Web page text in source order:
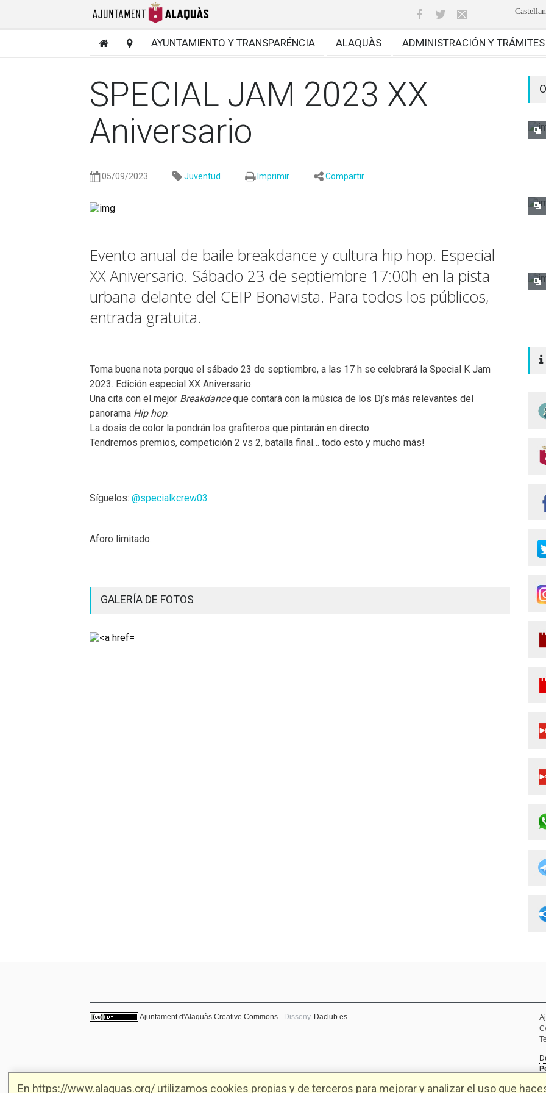
En https://www.alaquas.org/ utilizamos cookies propias y de terceros para mejorar y analizar el uso que
AYUNTAMIENTO Y TRANSPARÉNCIA ALAQUÀS ADMINISTRACIÓN Y TRÁMITES
SPECIAL JAM 2023 XX
Aniversario
05/09/2023 Juventud Imprimir Compartir
Evento anual de baile breakdance y cultura hip hop. Especial
XX Aniversario. Sábado 23 de septiembre 17:00h en la pista
urbana delante del CEIP Bonavista. Para todos los públicos,
entrada gratuita.
Toma buena nota porque el sábado 23 de septiembre, a las 17 h se celebrará la Special K Jam
2023. Edición especial XX Aniversario.
Una cita con el mejor Breakdanceque contará con la música de los Dj’s más relevantes del
panorama Hip hop.
La dosis de color la pondrán los grafiteros que pintarán en directo.
Tendremos premios, competición 2 vs 2, batalla final… todo esto y mucho más!
Síguelos: @specialkcrew03
Aforo limitado.
GALERÍA DE FOTOS
Ajuntament d'Alaquàs Creative Commons - Disseny. Daclub.es